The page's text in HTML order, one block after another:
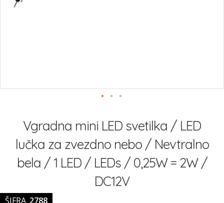
galerije
Vgradna mini LED svetilka / LED
lučka za zvezdno nebo / Nevtralno
bela / 1 LED / LEDs / 0,25W = 2W /
DC12V
ŠIFRA 2788